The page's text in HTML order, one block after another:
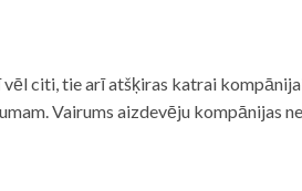
citi, tie arī atšķiras katrai
Vairums aizdevēju